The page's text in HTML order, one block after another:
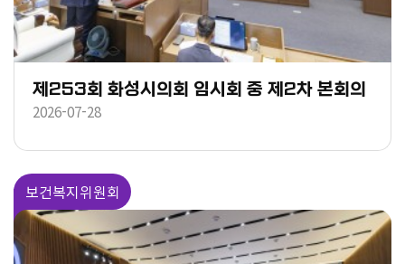
제253회 화성시의회 임시회 중 제2차 본회의
2026-07-28
보건복지위원회